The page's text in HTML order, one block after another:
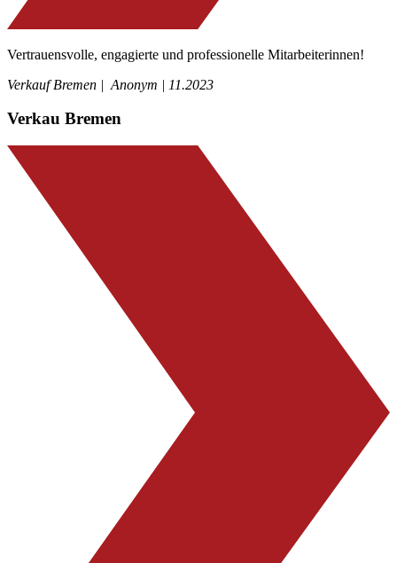
Vertrauensvolle, engagierte und professionelle Mitarbeiterinnen!
Verkauf Bremen | Anonym | 11.2023
Verkau Bremen